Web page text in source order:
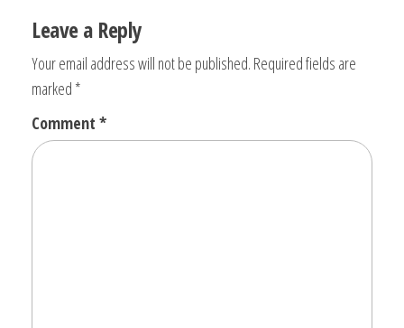
Leave a Reply
Your email address will not be published. Required fields are
marked *
Comment *